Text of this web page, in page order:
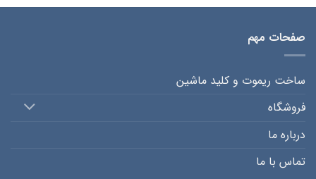
صفحات مهم
ساخت ریموت و کلید ماشین
فروشگاه
درباره ما
تماس با ما